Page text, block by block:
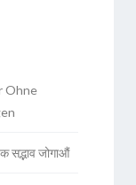
Ohne
सद्भाव जोगाऔं